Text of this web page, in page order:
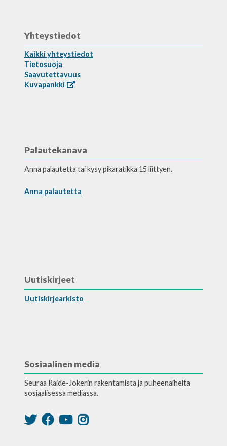
Yhteystiedot
Kaikki yhteystiedot
Tietosuoja
Saavutettavuus
Kuvapankki
Palautekanava
Anna palautetta tai kysy pikaratikka 15 liittyen.
Anna palautetta
Uutiskirjeet
Uutiskirjearkisto
Sosiaalinen media
Seuraa Raide-Jokerin rakentamista ja puheenaiheita
sosiaalisessa mediassa.